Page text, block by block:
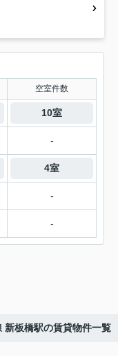
空室件数
10室
-
4室
-
-
新板橋駅の賃貸物件一覧